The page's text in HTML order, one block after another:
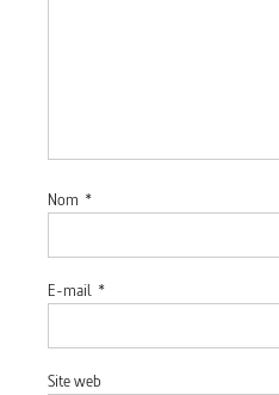
Nom *
E-mail *
Site web